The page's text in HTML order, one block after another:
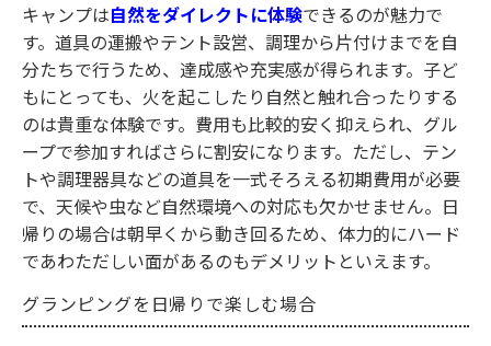
キャンプは自然をダイレクトに体験できるのが魅力で
す。道具の運搬やテント設営、調理から片付けまでを自
分たちで行うため、達成感や充実感が得られます。子ど
もにとっても、火を起こしたり自然と触れ合ったりする
のは貴重な体験です。費用も比較的安く抑えられ、グル
ープで参加すればさらに割安になります。ただし、テン
トや調理器具などの道具を一式そろえる初期費用が必要
で、天候や虫など自然環境への対応も欠かせません。日
帰りの場合は朝早くから動き回るため、体力的にハード
であわただしい面があるのもデメリットといえます。
グランピングを日帰りで楽しむ場合